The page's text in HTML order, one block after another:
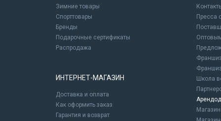
Зимние товары
Спорттовары
Бренды
Подарочные сертификаты
Распродажа
ИНТЕРНЕТ-МАГАЗИН
Доставка и оплата
Как оформить заказ
Гарантия и возврат
Пресса
Школа